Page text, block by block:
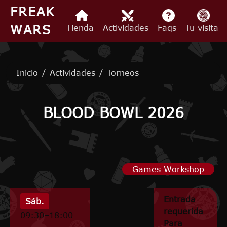
Pasar al contenido principal
FREAK
WARS
Tienda Actividades Faqs Tu visita
Ruta de navegación
Inicio Actividades Torneos
BLOOD BOWL 2026
Games Workshop
Sáb.
09:30–18:00
Entrada
requerida
Para